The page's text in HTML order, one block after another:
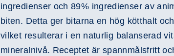
ingredienser och 89% ingredienser av
biten. Detta ger bitarna en hög kötthalt
vilket resulterar i en naturlig balanserad
mineralnivå. Receptet är spannmålsfritt